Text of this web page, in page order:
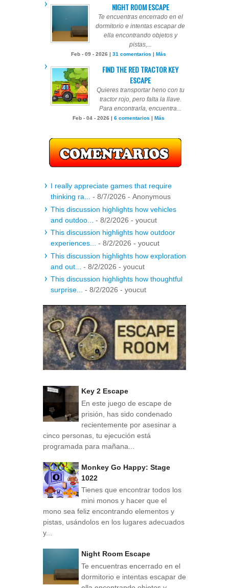
NIGHT ROOM ESCAPE
Te encuentras encerrado en el
dormitorio e intentas escapar de
ella encontrando objetos y
pistas,...
Feb - 09 - 2026 | 31 comentarios | Más
FIND THE RED TRACTOR KEY
ESCAPE
Quieres transportar heno con tu
tractor rojo, pero falta la llave.
Para encontrarla, encuentra...
Feb - 04 - 2026 | 6 comentarios | Más
I really appreciate games that require
thinking ra... - 8/7/2026 - Anonymous
This discussion highlights how vehicles
and outdoo...
- 8/2/2026 - youcut
This discussion highlights how outdoor
experiences... - 8/2/2026 - youcut
This discussion highlights how exploration
and out...
- 8/2/2026 - youcut
This discussion highlights how thoughtful
surprise... - 8/2/2026 - youcut
Key 2 Escape
En este juego de escape de
prisión, has sido condenado
recientemente por asesinar a
cinco personas, tu ejecución está
programada para mañana...
Monkey Go Happy: Stage
1022
Tienes que encontrar todos los
mini monos y hacer que el
mono sea feliz encontrando elementos y
pistas, usándolos en los lugares adecuados
y...
Night Room Escape
Te encuentras encerrado en el
dormitorio e intentas escapar de